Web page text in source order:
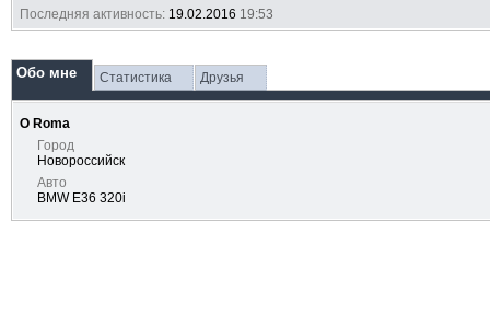
Последняя активность:19.02.2016 19:53
Обо мне Статистика Друзья
О Roma
Город
Новороссийск
Авто
BMW E36 320i